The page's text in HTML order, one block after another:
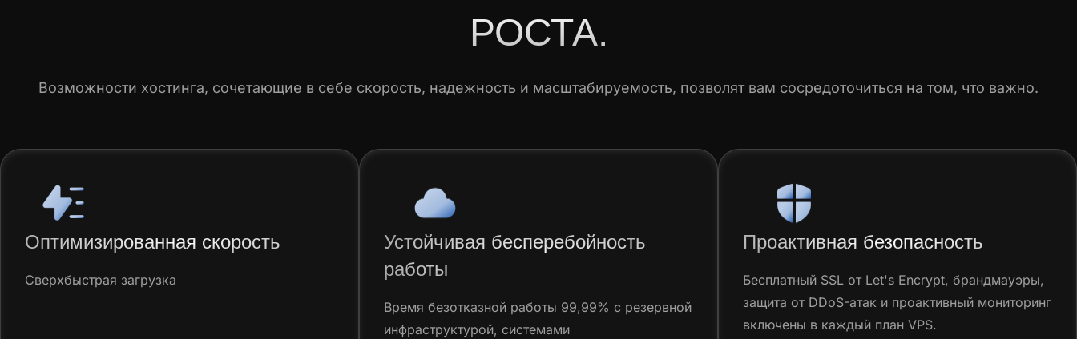
РОСТА.
Возможности хостинга, сочетающие в себе скорость, надежность и масштабируемость, позволят вам сосредоточиться на том, что важно.
Оптимизированная скорость
Сверхбыстрая загрузка
Устойчивая бесперебойность
работы
Время безотказной работы 99,99% с резервной
инфраструктурой, системами
Проактивная безопасность
Бесплатный SSL от Let's Encrypt, брандмауэры,
защита от DDoS-атак и проактивный мониторинг
включены в каждый план VPS.